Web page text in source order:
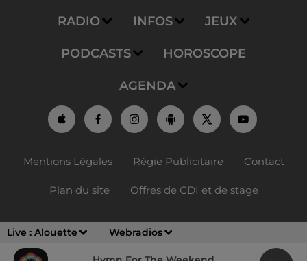
Live : Alouette Webradios
RADIO INFOS JEUX
PODCASTS HOROSCOPE
AGENDA
Mentions Légales Régie Publicitaire Contact
Plan du site Offres de CDI et de stage